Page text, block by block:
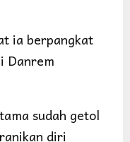
ia berpangkat
Danrem
sudah getol
diri